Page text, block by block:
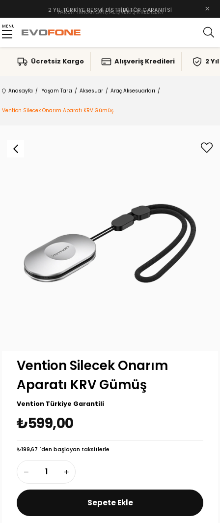
TAKSIT İMKANLARI, ALIŞVERIŞ KREDILERI ×
MENU
Ücretsiz Kargo Alışveriş Kredileri 2
Anasayfa Yaşam Tarzı Aksesuar Araç Aksesuarları
Vention Silecek Onarım Aparatı KRV Gümüş
Vention Silecek Onarım
Aparatı KRV Gümüş
Vention Türkiye Garantili
₺599,00
₺199,67 `den başlayan taksitlerle